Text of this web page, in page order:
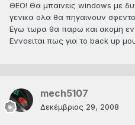
ΘΕΟ! Θα μπαινεις windows με
γενικα ολα θα πηγαινουν
Εγω τωρα θα παρω και ακομη
Εννοειται πως για το back up
mech5107
Δεκέμβριος 29, 2008